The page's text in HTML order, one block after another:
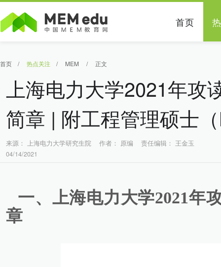
首页
首页 / 热点关注 / MEM / 正文
上海电力大学2021年
简章 | 附工程管理硕士
来源： 上海电力大学研究生院 作者： 原编 责任编辑： 王金玉
04/14/2021
一、上海电力大学2021年
章